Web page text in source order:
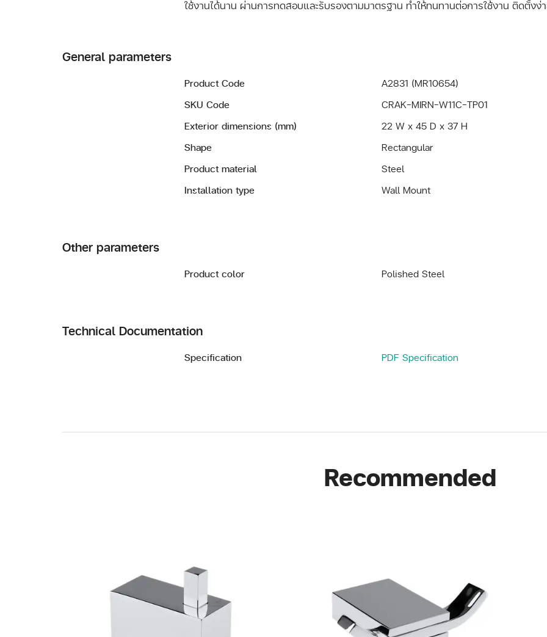
General parameters
Product Code
A2831 (MR10654)
SKU Code
CRAK-MIRN-W11C-TP01
Exterior dimensions (mm)
22 W x 45 D x 37 H
Shape
Rectangular
Product material
Steel
Installation type
Wall Mount
Other parameters
Product color Polished Steel
Technical Documentation
Specification PDF Specification
Recommended